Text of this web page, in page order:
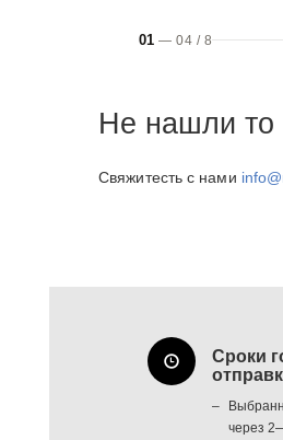
01 —04 / 8
Не нашли то
Свяжитесть с нами
Сроки
через